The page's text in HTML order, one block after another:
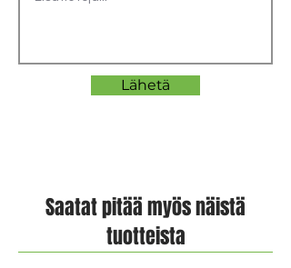
Lähetä
Saatat pitää myös näistä
tuotteista